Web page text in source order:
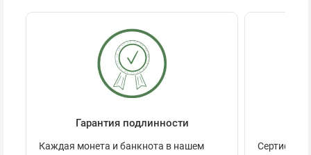
Гарантия подлинности
Каждая монета и банкнота в нашем